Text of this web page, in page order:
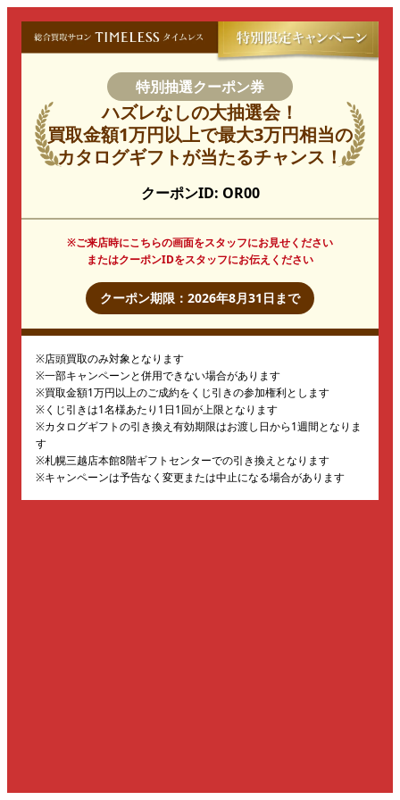
特別抽選クーポン券
ハズレなしの大抽選会！
買取金額1万円以上で最大3万円相当の
カタログギフトが当たるチャンス！
クーポンID: OR00
※ご来店時にこちらの画面をスタッフにお見せください
またはクーポンIDをスタッフにお伝えください
クーポン期限：2026年8月31日まで
※店頭買取のみ対象となります
※一部キャンペーンと併用できない場合があります
※買取金額1万円以上のご成約をくじ引きの参加権利とします
※くじ引きは1名様あたり1日1回が上限となります
※カタログギフトの引き換え有効期限はお渡し日から1週間となりま
す
※札幌三越店本館8階ギフトセンターでの引き換えとなります
※キャンペーンは予告なく変更または中止になる場合があります